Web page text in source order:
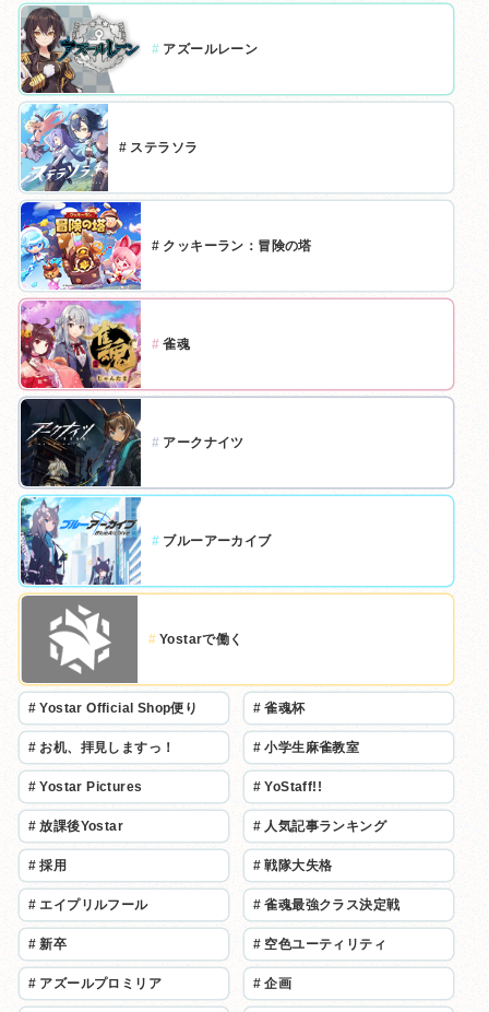
# アズールレーン
# ステラソラ
# クッキーラン：冒険の塔
# 雀魂
# アークナイツ
# ブルーアーカイブ
# Yostarで働く
# Yostar Official Shop便り # 雀魂杯
# お机、拝見しますっ！ # 小学生麻雀教室
# Yostar Pictures # YoStaff!!
# 放課後Yostar # 人気記事ランキング
# 採用 # 戦隊大失格
# エイプリルフール # 雀魂最強クラス決定戦
# 新卒 # 空色ユーティリティ
# アズールプロミリア # 企画